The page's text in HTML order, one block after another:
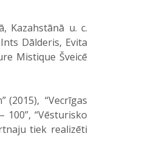
Kazahstānā u. c.
Dālderis, Evita
Mistique Šveicē
(2015), “Vecrīgas
100”, “Vēsturisko
tiek realizēti